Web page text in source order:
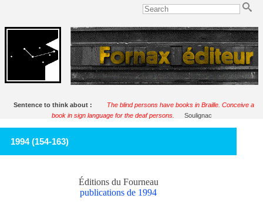
Sentence to think about :
The blind persons have books in Braille. Conceive a
book in sign language for the deaf persons.
Soulignac
1994 (154-163)
Éditions du Fourneau
publications de 1994